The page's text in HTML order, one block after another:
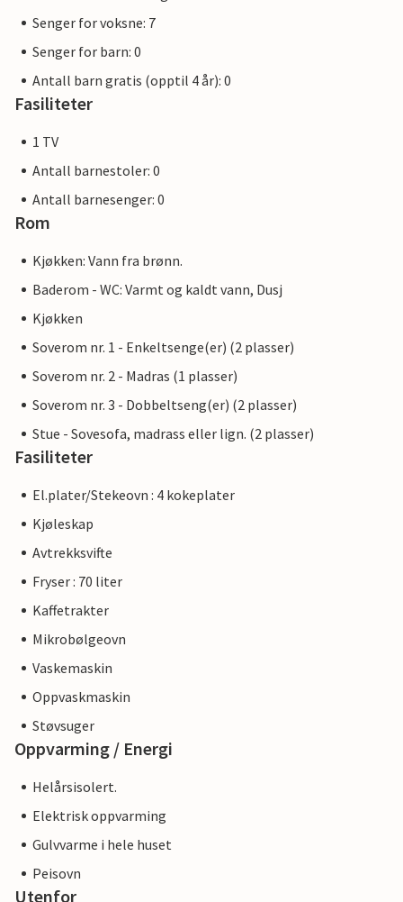
Senger for voksne: 7
Senger for barn: 0
Antall barn gratis (opptil 4 år): 0
Fasiliteter
1 TV
Antall barnestoler: 0
Antall barnesenger: 0
Rom
Kjøkken: Vann fra brønn.
Baderom - WC: Varmt og kaldt vann, Dusj
Kjøkken
Soverom nr. 1 - Enkeltsenge(er) (2 plasser)
Soverom nr. 2 - Madras (1 plasser)
Soverom nr. 3 - Dobbeltseng(er) (2 plasser)
Stue - Sovesofa, madrass eller lign. (2 plasser)
Fasiliteter
El.plater/Stekeovn : 4 kokeplater
Kjøleskap
Avtrekksvifte
Fryser : 70 liter
Kaffetrakter
Mikrobølgeovn
Vaskemaskin
Oppvaskmaskin
Støvsuger
Oppvarming / Energi
Helårsisolert.
Elektrisk oppvarming
Gulvvarme i hele huset
Peisovn
Utenfor